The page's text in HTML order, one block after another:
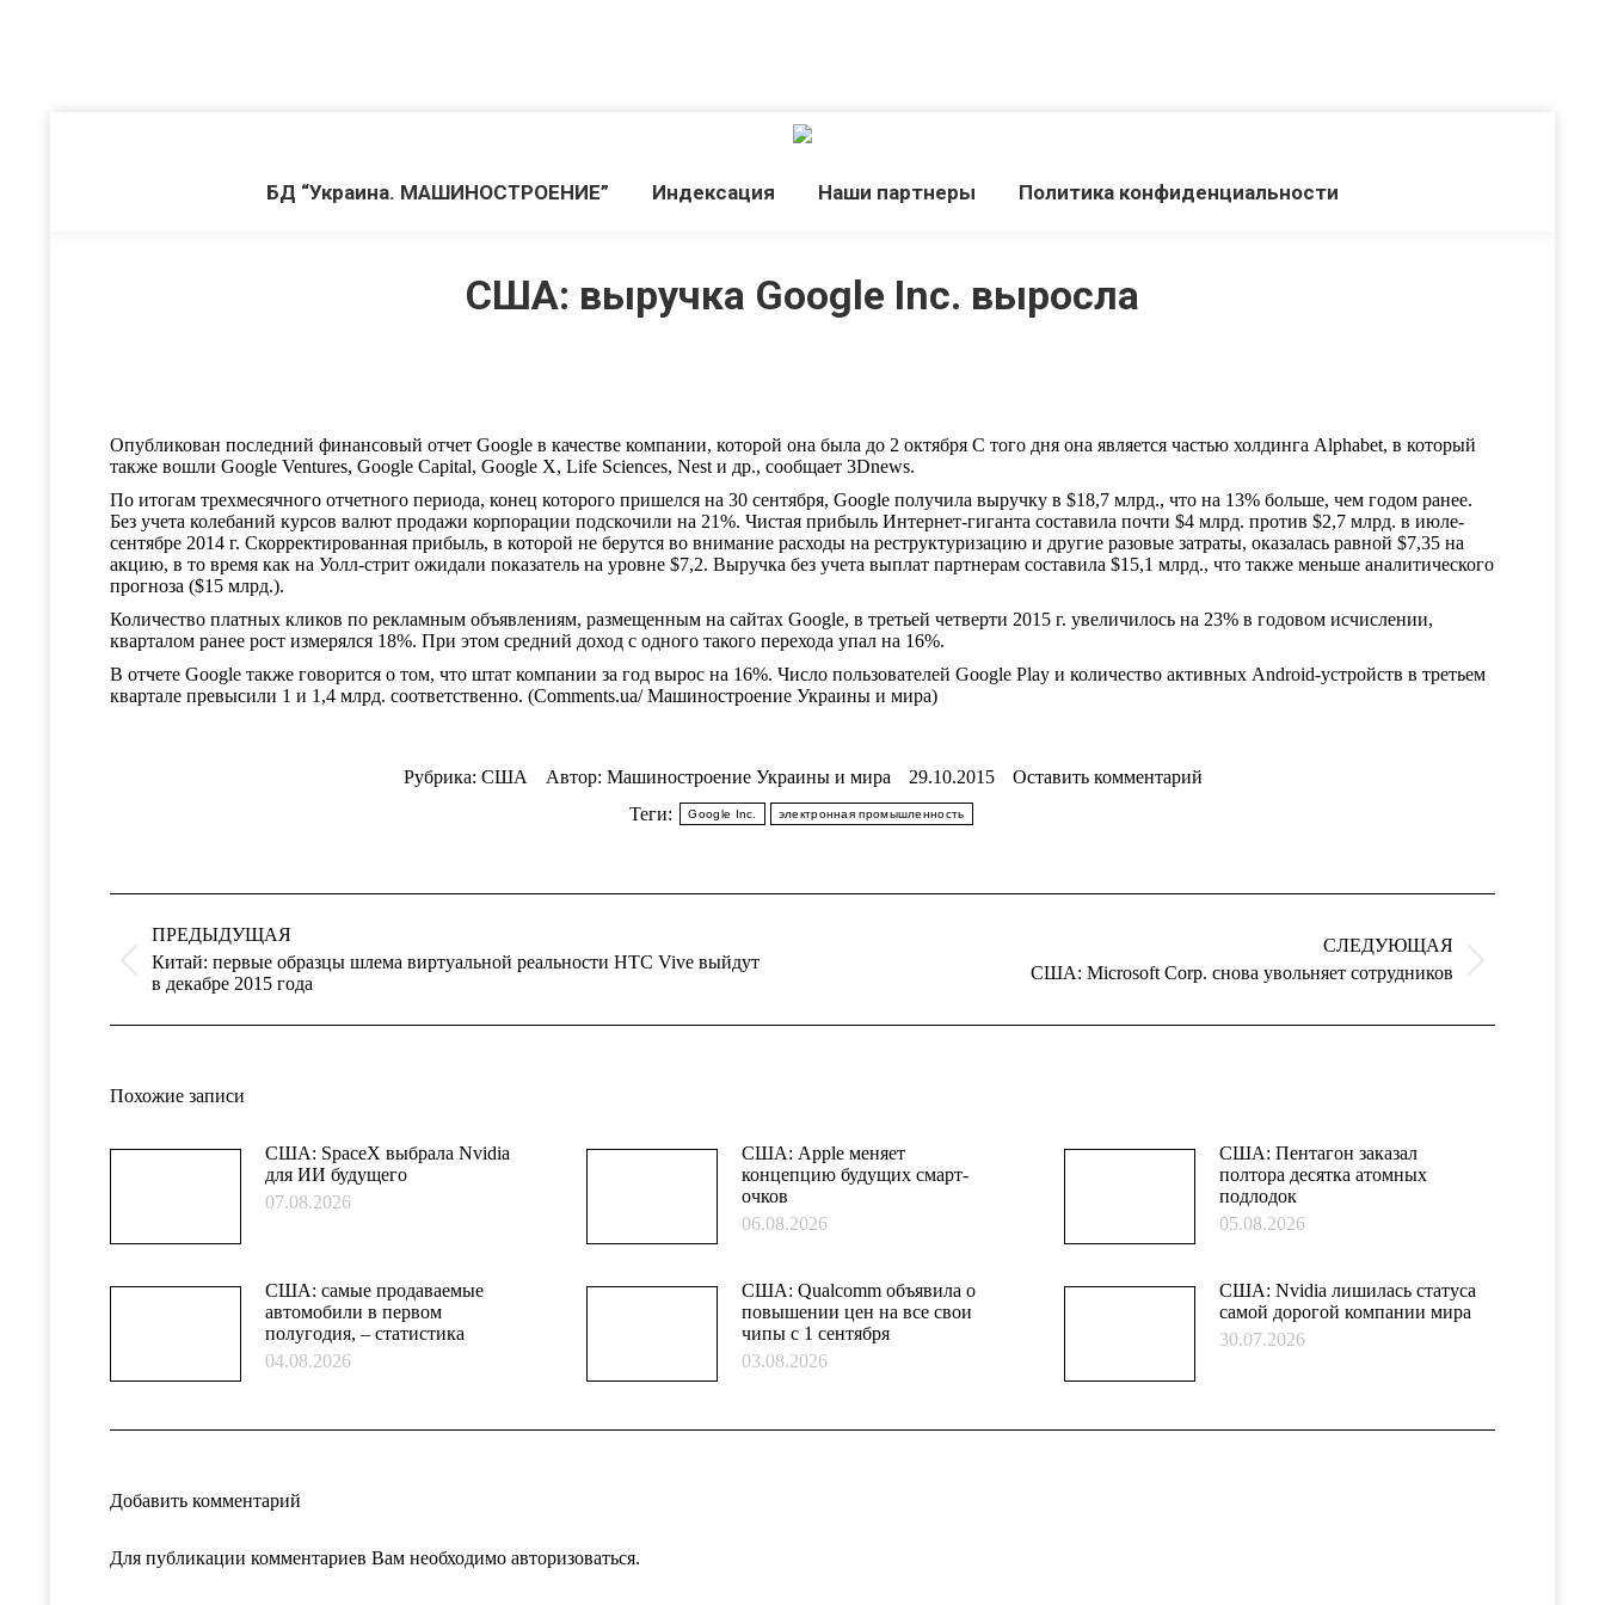
БД “Украина. МАШИНОСТРОЕНИЕ” Индекcация Наши партнеры Политика конфиденциальности
США: выручка Google Inc. выросла
Опубликован последний финансовый отчет Google в качестве компании, которой она была до 2 октября С того дня она является частью холдинга Alphabet, в который
также вошли Google Ventures, Google Capital, Google X, Life Sciences, Nest и др., сообщает 3Dnews.
По итогам трехмесячного отчетного периода, конец которого пришелся на 30 сентября, Google получила выручку в $18,7 млрд., что на 13% больше, чем годом ранее.
Без учета колебаний курсов валют продажи корпорации подскочили на 21%. Чистая прибыль Интернет-гиганта составила почти $4 млрд. против $2,7 млрд. в июле-
сентябре 2014 г. Скорректированная прибыль, в которой не берутся во внимание расходы на реструктуризацию и другие разовые затраты, оказалась равной $7,35 на
акцию, в то время как на Уолл-стрит ожидали показатель на уровне $7,2. Выручка без учета выплат партнерам составила $15,1 млрд., что также меньше аналитического
прогноза ($15 млрд.).
Количество платных кликов по рекламным объявлениям, размещенным на сайтах Google, в третьей четверти 2015 г. увеличилось на 23% в годовом исчислении,
кварталом ранее рост измерялся 18%. При этом средний доход с одного такого перехода упал на 16%.
В отчете Google также говорится о том, что штат компании за год вырос на 16%. Число пользователей Google Play и количество активных Android-устройств в третьем
квартале превысили 1 и 1,4 млрд. соответственно. (Comments.ua/ Машиностроение Украины и мира)
Рубрика: США Автор: Машиностроение Украины и мира 29.10.2015
Оставить комментарий
Теги:
Google Inc. электронная промышленность
записям
ПРЕДЫДУЩАЯ
Предыдущая
запись:
Китай: первые образцы шлема виртуальной реальности HTC Vive выйдут
в декабре 2015 года
СЛЕДУЮЩАЯ
США: Microsoft Corp. снова увольняет сотрудников
Похожие записи
США: SpaceX выбрала Nvidia
для ИИ будущего
07.08.2026
США: Apple меняет
концепцию будущих смарт-
очков
06.08.2026
США: Пентагон заказал
полтора десятка атомных
подлодок
05.08.2026
США: самые продаваемые
автомобили в первом
полугодия, – статистика
04.08.2026
США: Qualcomm объявила о
повышении цен на все свои
чипы с 1 сентября
03.08.2026
США: Nvidia лишилась статуса
самой дорогой компании мира
30.07.2026
Добавить комментарий
Для публикации комментариев Вам необходимо авторизоваться.